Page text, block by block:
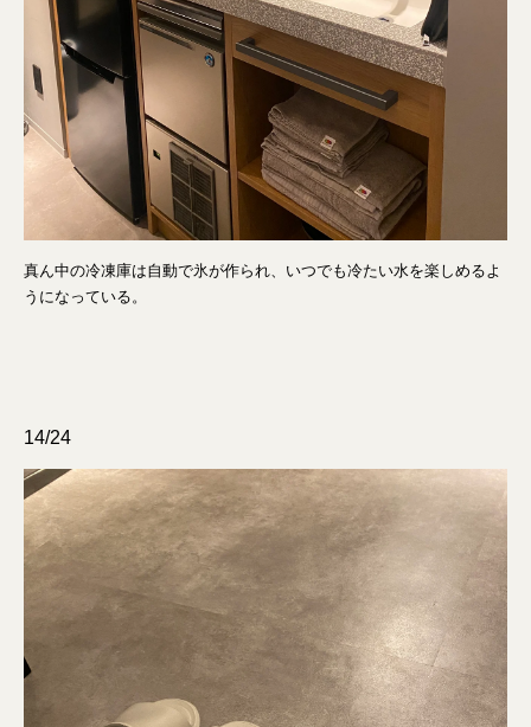
真ん中の冷凍庫は自動で氷が作られ、いつでも冷たい水を楽しめるよ
うになっている。
14/24